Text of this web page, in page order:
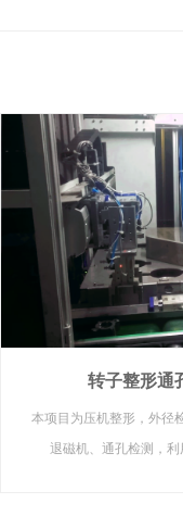
转子整形通
本项目为压机整形，外径
退磁机、通孔检测，